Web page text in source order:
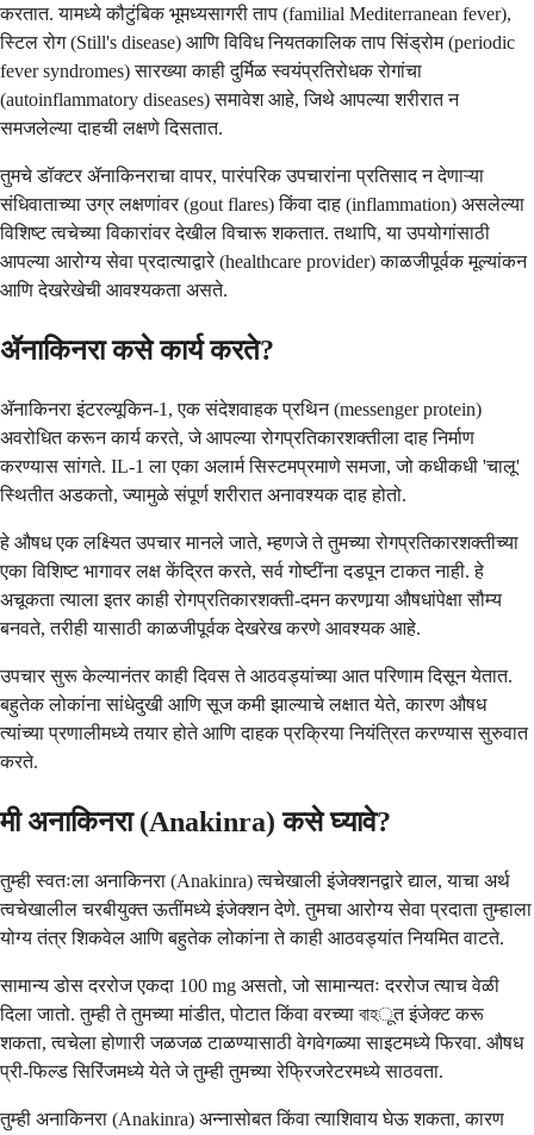
करतात. यामध्ये कौटुंबिक भूमध्यसागरी ताप (familial Mediterranean fever),
स्टिल रोग (Still's disease) आणि विविध नियतकालिक ताप सिंड्रोम (periodic
fever syndromes) सारख्या काही दुर्मिळ स्वयंप्रतिरोधक रोगांचा
(autoinflammatory diseases) समावेश आहे, जिथे आपल्या शरीरात न
समजलेल्या दाहची लक्षणे दिसतात.
तुमचे डॉक्टर ॲनाकिनराचा वापर, पारंपरिक उपचारांना प्रतिसाद न देणाऱ्या
संधिवाताच्या उग्र लक्षणांवर (gout flares) किंवा दाह (inflammation) असलेल्या
विशिष्ट त्वचेच्या विकारांवर देखील विचारू शकतात. तथापि, या उपयोगांसाठी
आपल्या आरोग्य सेवा प्रदात्याद्वारे (healthcare provider) काळजीपूर्वक मूल्यांकन
आणि देखरेखेची आवश्यकता असते.
ॲनाकिनरा कसे कार्य करते?
ॲनाकिनरा इंटरल्यूकिन-1, एक संदेशवाहक प्रथिन (messenger protein)
अवरोधित करून कार्य करते, जे आपल्या रोगप्रतिकारशक्तीला दाह निर्माण
करण्यास सांगते. IL-1 ला एका अलार्म सिस्टमप्रमाणे समजा, जो कधीकधी 'चालू'
स्थितीत अडकतो, ज्यामुळे संपूर्ण शरीरात अनावश्यक दाह होतो.
हे औषध एक लक्ष्यित उपचार मानले जाते, म्हणजे ते तुमच्या रोगप्रतिकारशक्तीच्या
एका विशिष्ट भागावर लक्ष केंद्रित करते, सर्व गोष्टींना दडपून टाकत नाही. हे
अचूकता त्याला इतर काही रोगप्रतिकारशक्ती-दमन करणार्‍या औषधांपेक्षा सौम्य
बनवते, तरीही यासाठी काळजीपूर्वक देखरेख करणे आवश्यक आहे.
उपचार सुरू केल्यानंतर काही दिवस ते आठवड्यांच्या आत परिणाम दिसून येतात.
बहुतेक लोकांना सांधेदुखी आणि सूज कमी झाल्याचे लक्षात येते, कारण औषध
त्यांच्या प्रणालीमध्ये तयार होते आणि दाहक प्रक्रिया नियंत्रित करण्यास सुरुवात
करते.
मी अनाकिनरा (Anakinra) कसे घ्यावे?
तुम्ही स्वतःला अनाकिनरा (Anakinra) त्वचेखाली इंजेक्शनद्वारे द्याल, याचा अर्थ
त्वचेखालील चरबीयुक्त ऊतींमध्ये इंजेक्शन देणे. तुमचा आरोग्य सेवा प्रदाता तुम्हाला
योग्य तंत्र शिकवेल आणि बहुतेक लोकांना ते काही आठवड्यांत नियमित वाटते.
सामान्य डोस दररोज एकदा 100 mg असतो, जो सामान्यतः दररोज त्याच वेळी
दिला जातो. तुम्ही ते तुमच्या मांडीत, पोटात किंवा वरच्या বাহूत इंजेक्ट करू
शकता, त्वचेला होणारी जळजळ टाळण्यासाठी वेगवेगळ्या साइटमध्ये फिरवा. औषध
प्री-फिल्ड सिरिंजमध्ये येते जे तुम्ही तुमच्या रेफ्रिजरेटरमध्ये साठवता.
तुम्ही अनाकिनरा (Anakinra) अन्नासोबत किंवा त्याशिवाय घेऊ शकता, कारण